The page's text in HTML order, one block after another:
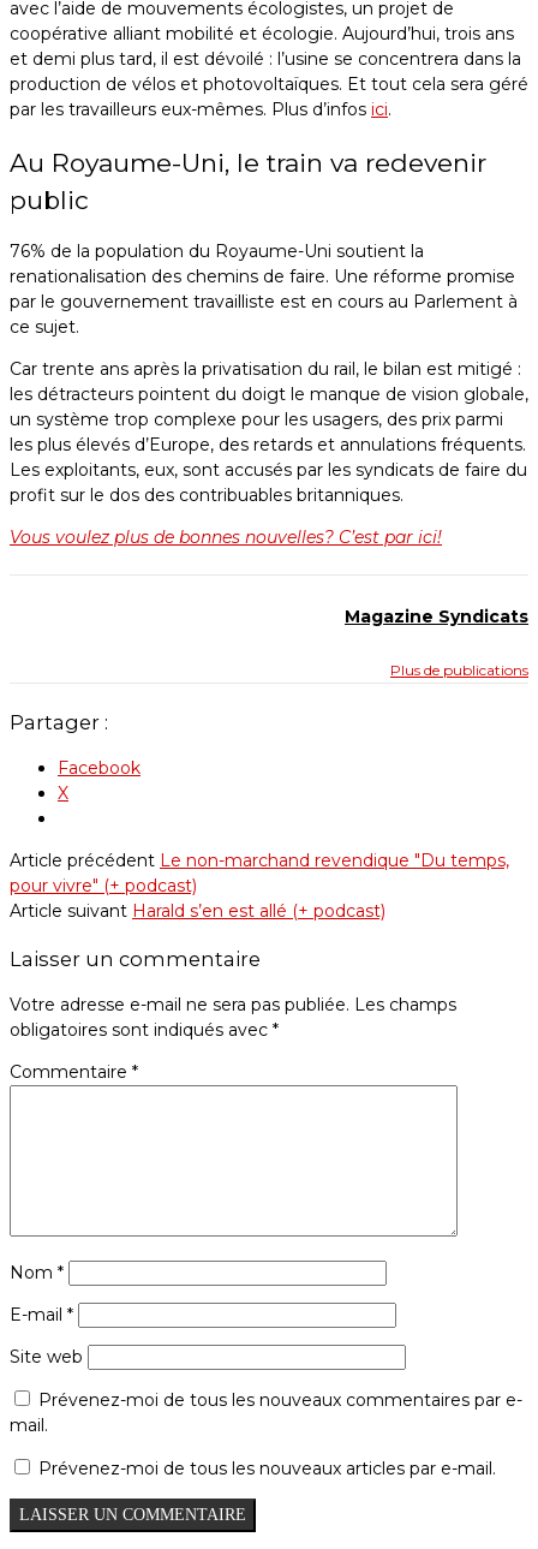
avec l’aide de mouvements écologistes, un projet de
coopérative alliant mobilité et écologie. Aujourd’hui, trois ans
et demi plus tard, il est dévoilé : l’usine se concentrera dans la
production de vélos et photovoltaïques. Et tout cela sera géré
par les travailleurs eux-mêmes. Plus d’infos ici.
Au Royaume-Uni, le train va redevenir
public
76% de la population du Royaume-Uni soutient la
renationalisation des chemins de faire. Une réforme promise
par le gouvernement travailliste est en cours au Parlement à
ce sujet.
Car trente ans après la privatisation du rail, le bilan est mitigé :
les détracteurs pointent du doigt le manque de vision globale,
un système trop complexe pour les usagers, des prix parmi
les plus élevés d’Europe, des retards et annulations fréquents.
Les exploitants, eux, sont accusés par les syndicats de faire du
profit sur le dos des contribuables britanniques.
Vous voulez plus de bonnes nouvelles? C’est par ici!
Magazine Syndicats
Plus de publications
Partager :
Facebook
X
Article précédent Le non-marchand revendique "Du temps,
pour vivre" (+ podcast)
Article suivant Harald s’en est allé (+ podcast)
Laisser un commentaire
Votre adresse e-mail ne sera pas publiée. Les champs
obligatoires sont indiqués avec *
Commentaire *
Nom *
E-mail *
Site web
Prévenez-moi de tous les nouveaux commentaires par e-
mail.
Prévenez-moi de tous les nouveaux articles par e-mail.